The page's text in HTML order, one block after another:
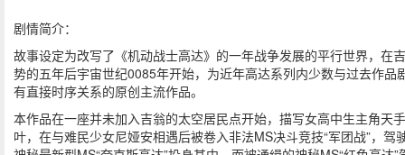
剧情简介：
故事设定为改写了《机动战士高达》的一年战争发展的平行世界，在
势的五年后宇宙世纪0085年开始，为近年高达系列内少数与过去作品
有直接时序关系的原创主流作品。
本作品在一座并未加入吉翁的太空居民点开始，描写女高中生主角天
叶，在与难民少女尼娅安相遇后被卷入非法MS决斗竞技“军团战”，驾